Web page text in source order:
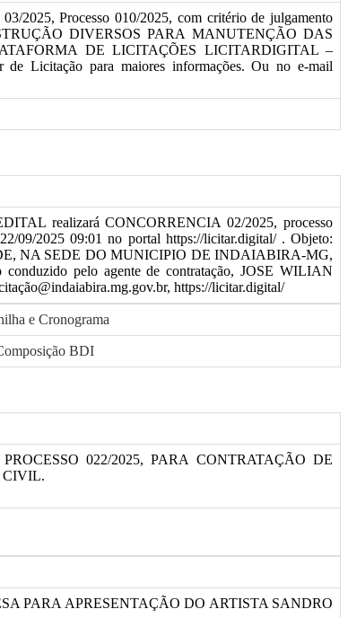
2025, Processo 010/2025, com critério de julgamento
DIVERSOS PARA MANUTENÇÃO DAS
DE LICITAÇÕES LICITARDIGITAL –
de Licitação para maiores informações. Ou no e-mail
realizará CONCORRENCIA 02/2025, processo
09/2025 09:01 no portal https://licitar.digital/ . Objeto:
NA SEDE DO MUNICIPIO DE INDAIABIRA-MG,
conduzido pelo agente de contratação, JOSE WILIAN
https://licitar.digital/
e Cronograma
BDI
022/2025, PARA CONTRATAÇÃO DE
CIVIL.
PARA APRESENTAÇÃO DO ARTISTA SANDRO